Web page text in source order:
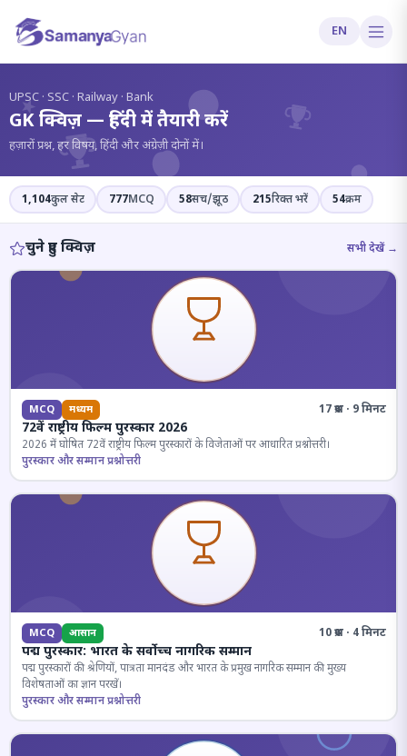
EN
?
UPSC · SSC · Railway · Bank
GK क्विज़ — हिंदी में तैयारी करें
हज़ारों प्रश्न, हर विषय, हिंदी और अंग्रेज़ी दोनों में।
1,104कुल सेट 777MCQ 58सच/झूठ 215रिक्त भरें 54क्रम
चुने हुए क्विज़ सभी देखें →
MCQ मध्यम 17 प्रश्न · 9 मिनट
72वें राष्ट्रीय फिल्म पुरस्कार 2026
2026 में घोषित 72वें राष्ट्रीय फिल्म पुरस्कारों के विजेताओं पर आधारित प्रश्नोत्तरी।
पुरस्कार और सम्मान प्रश्नोत्तरी
MCQ आसान 10 प्रश्न · 4 मिनट
पद्म पुरस्कार: भारत के सर्वोच्च नागरिक सम्मान
पद्म पुरस्कारों की श्रेणियों, पात्रता मानदंड और भारत के प्रमुख नागरिक सम्मान की मुख्य
विशेषताओं का ज्ञान परखें।
पुरस्कार और सम्मान प्रश्नोत्तरी